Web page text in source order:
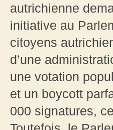
autrichienne
initiative au
citoyens
d’une
une votation
et un boycott
000 signatures,